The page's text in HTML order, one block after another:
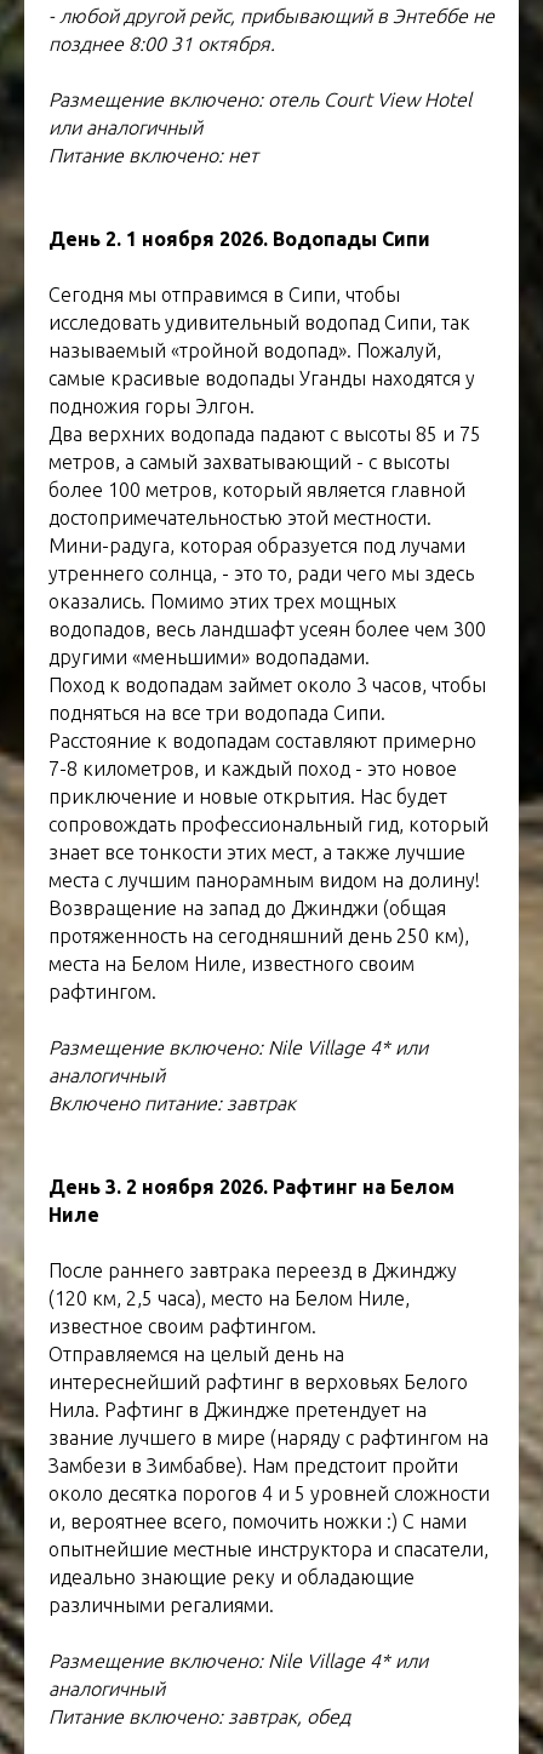
- любой другой рейс, прибывающий в Энтеббе не
позднее 8:00 31 октября.
Размещение включено: отель Court View Hotel
или аналогичный
Питание включено: нет
День 2. 1 ноября 2026. Водопады Сипи
Сегодня мы отправимся в Сипи, чтобы
исследовать удивительный водопад Сипи, так
называемый «тройной водопад». Пожалуй,
самые красивые водопады Уганды находятся у
подножия горы Элгон.
Два верхних водопада падают с высоты 85 и 75
метров, а самый захватывающий - с высоты
более 100 метров, который является главной
достопримечательностью этой местности.
Мини-радуга, которая образуется под лучами
утреннего солнца, - это то, ради чего мы здесь
оказались. Помимо этих трех мощных
водопадов, весь ландшафт усеян более чем 300
другими «меньшими» водопадами.
Поход к водопадам займет около 3 часов, чтобы
подняться на все три водопада Сипи.
Расстояние к водопадам составляют примерно
7-8 километров, и каждый поход - это новое
приключение и новые открытия. Нас будет
сопровождать профессиональный гид, который
знает все тонкости этих мест, а также лучшие
места с лучшим панорамным видом на долину!
Возвращение на запад до Джинджи (общая
протяженность на сегодняшний день 250 км),
места на Белом Ниле, известного своим
рафтингом.
Размещение включено: Nile Village 4* или
аналогичный
Включено питание: завтрак
День 3. 2 ноября 2026. Рафтинг на Белом
Ниле
После раннего завтрака переезд в Джинджу
(120 км, 2,5 часа), место на Белом Ниле,
известное своим рафтингом.
Отправляемся на целый день на
интереснейший рафтинг в верховьях Белого
Нила. Рафтинг в Джиндже претендует на
звание лучшего в мире (наряду с рафтингом на
Замбези в Зимбабве). Нам предстоит пройти
около десятка порогов 4 и 5 уровней сложности
и, вероятнее всего, помочить ножки :) С нами
опытнейшие местные инструктора и спасатели,
идеально знающие реку и обладающие
различными регалиями.
Размещение включено: Nile Village 4* или
аналогичный
Питание включено: завтрак, обед